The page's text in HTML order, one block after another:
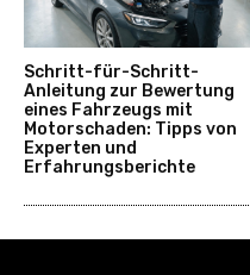
Schritt-für-Schritt-
Anleitung zur Bewertung
eines Fahrzeugs mit
Motorschaden: Tipps von
Experten und
Erfahrungsberichte